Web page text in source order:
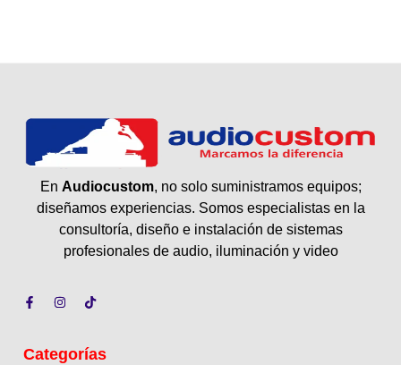
En Audiocustom, no solo suministramos equipos;
diseñamos experiencias. Somos especialistas en la
consultoría, diseño e instalación de sistemas
profesionales de audio, iluminación y video
Categorías